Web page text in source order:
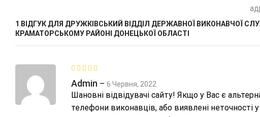
1 ВІДГУК ДЛЯ ДРУЖКІВСЬКИЙ ВІДДІЛ ДЕРЖАВНОЇ ВИКОНАВЧОЇ
КРАМАТОРСЬКОМУ РАЙОНІ ДОНЕЦЬКОЇ ОБЛАСТІ
Admin – 6 Червня, 2022
Шановні відвідувачі сайту! Якщо у Вас є
телефони виконавців, або виявлені неточності